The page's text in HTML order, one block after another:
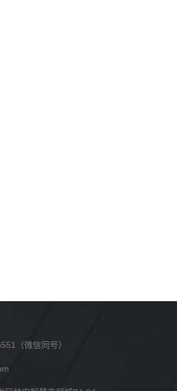
（微信同号）